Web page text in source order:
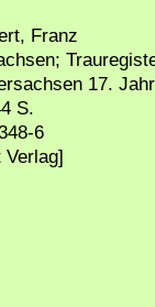
Franz
17.
S.
6
Verlag]